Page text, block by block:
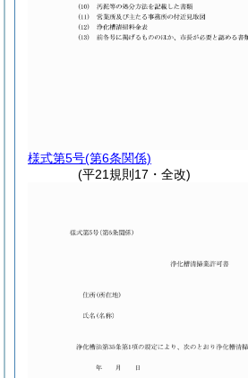
様式第5号(第6条関係)
(平21規則17・全改)